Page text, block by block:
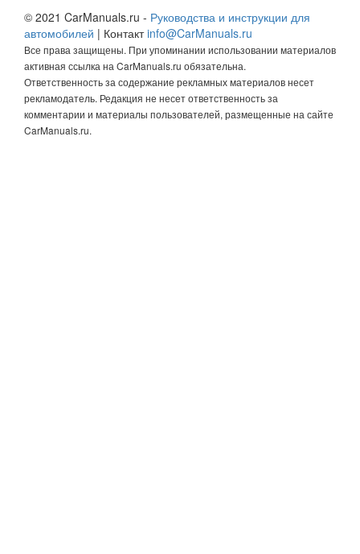
© 2021 CarManuals.ru - Руководства и инструкции для
автомобилей | Контактinfo@CarManuals.ru
Все права защищены. При упоминании использовании материалов
активная ссылка на CarManuals.ru обязательна.
Ответственность за содержание рекламных материалов несет
рекламодатель. Редакция не несет ответственность за
комментарии и материалы пользователей, размещенные на сайте
CarManuals.ru.